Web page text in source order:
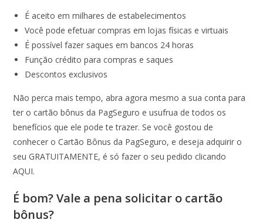
É aceito em milhares de estabelecimentos
Você pode efetuar compras em lojas físicas e virtuais
É possível fazer saques em bancos 24 horas
Função crédito para compras e saques
Descontos exclusivos
Não perca mais tempo, abra agora mesmo a sua conta para
ter o cartão bônus da PagSeguro e usufrua de todos os
benefícios que ele pode te trazer. Se você gostou de
conhecer o Cartão Bônus da PagSeguro, e deseja adquirir o
seu GRATUITAMENTE, é só fazer o seu pedido clicando
AQUI.
É bom? Vale a pena solicitar o cartão
bônus?